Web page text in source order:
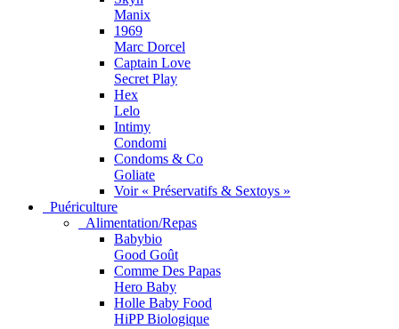
Manix
1969
Marc Dorcel
Captain Love
Secret Play
Hex
Lelo
Intimy
Condomi
Condoms & Co
Goliate
Voir « Préservatifs & Sextoys »
Puériculture
Alimentation/Repas
Babybio
Good Goût
Comme Des Papas
Hero Baby
Holle Baby Food
HiPP Biologique